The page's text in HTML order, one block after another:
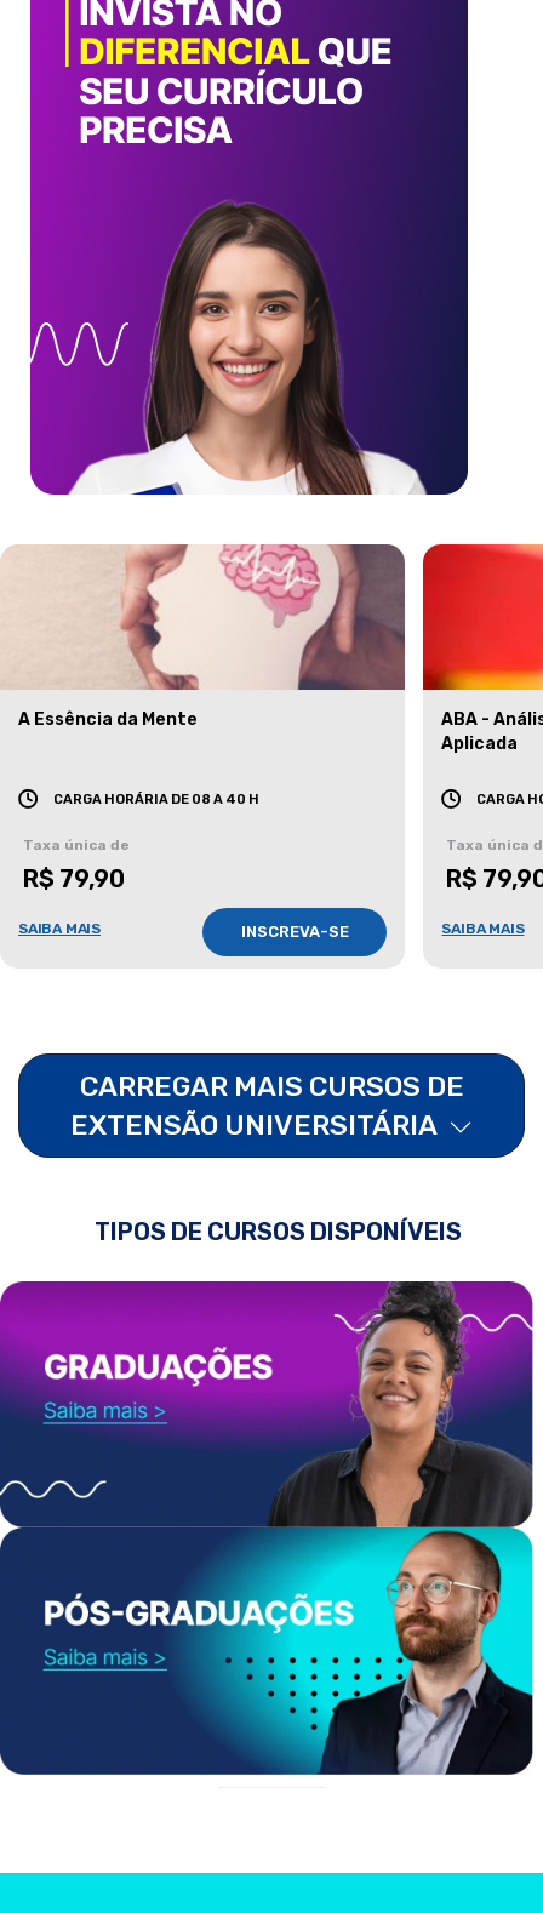
A Essência da Mente
CARGA HORÁRIA DE 08 A 40 H
Taxa única de
R$ 79,90
SAIBA MAIS INSCREVA-SE
ABA -
Aplicada
CARGA
Taxa única
R$
SAIBA MAIS
CARREGAR MAIS CURSOS DE
EXTENSÃO UNIVERSITÁRIA
TIPOS DE CURSOS DISPONÍVEIS